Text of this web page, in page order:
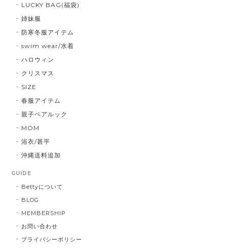
LUCKY BAG(福袋)
姉妹服
防寒冬服アイテム
swim wear/水着
ハロウィン
クリスマス
SIZE
春服アイテム
親子ペアルック
MOM
浴衣/甚平
沖縄送料追加
GUIDE
Bettyについて
BLOG
MEMBERSHIP
お問い合わせ
プライバシーポリシー